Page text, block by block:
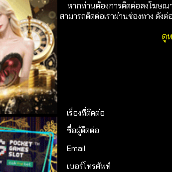
หากท่านต้องการติดต่อลงโฆษณ
สามารถติดต่อเราผ่านช่องทาง ดังต่
ดู
เรื่องที่ติดต่อ
ชื่อผู้ติดต่อ
Email
เบอร์โทรศัพท์